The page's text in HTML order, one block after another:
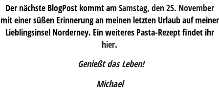
Der nächste BlogPost kommt am Samstag, den 25. November
mit einer süßen Erinnerung an meinen letzten Urlaub auf meiner
Lieblingsinsel Norderney. Ein weiteres Pasta-Rezept findet ihr
hier.
Genießt das Leben!
Michael